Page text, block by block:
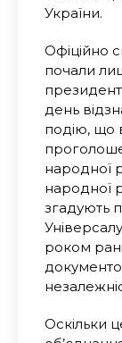
України.
Офіційно
почали
день
подію, що
народної
народної
згадують
роком
Оскільки